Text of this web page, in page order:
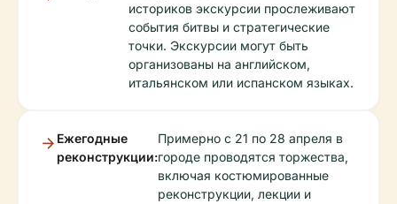
историков экскурсии прослеживают
события битвы и стратегические
точки. Экскурсии могут быть
организованы на английском,
итальянском или испанском языках.
Ежегодные
реконструкции:
Примерно с 21 по 28 апреля в
городе проводятся торжества,
включая костюмированные
реконструкции, лекции и